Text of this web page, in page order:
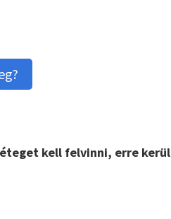
kell felvinni, erre kerül